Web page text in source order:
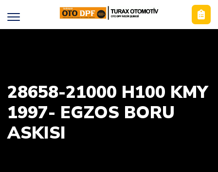
28658-21000 H100 KMY
1997- EGZOS BORU
ASKISI